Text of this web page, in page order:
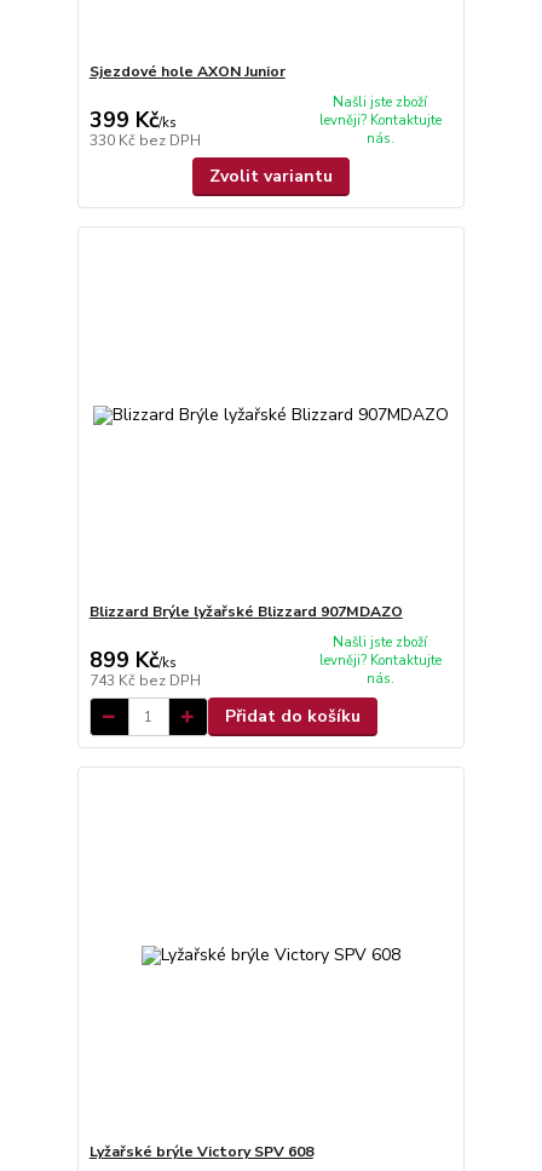
Sjezdové hole AXON Junior
399 Kč/ks
330 Kč bez DPH
Našli jste zboží
levněji? Kontaktujte
nás.
Zvolit variantu
Blizzard Brýle lyžařské Blizzard 907MDAZO
899 Kč/ks
743 Kč bez DPH
Našli jste zboží
levněji? Kontaktujte
nás.
Přidat do košíku
Lyžařské brýle Victory SPV 608